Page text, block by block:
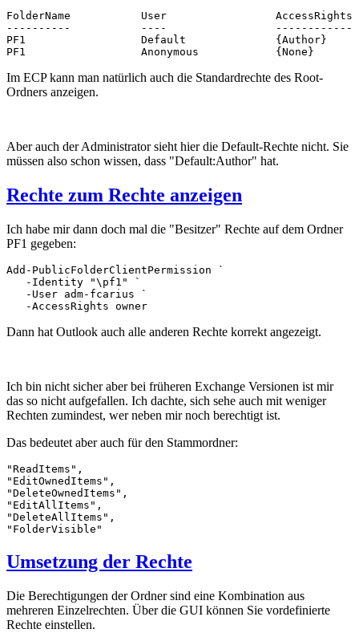
FolderName           User                 AccessRights
----------           ----                 ------------
PF1                  Default              {Author}
PF1                  Anonymous            {None}
Im ECP kann man natürlich auch die Standardrechte des Root-
Ordners anzeigen.
Aber auch der Administrator sieht hier die Default-Rechte nicht. Sie
müssen also schon wissen, dass "Default:Author" hat.
Rechte zum Rechte anzeigen
Ich habe mir dann doch mal die "Besitzer" Rechte auf dem Ordner
PF1 gegeben:
Add-PublicFolderClientPermission `
   -Identity "\pf1" `
   -User adm-fcarius `
   -AccessRights owner
Dann hat Outlook auch alle anderen Rechte korrekt angezeigt.
Ich bin nicht sicher aber bei früheren Exchange Versionen ist mir
das so nicht aufgefallen. Ich dachte, sich sehe auch mit weniger
Rechten zumindest, wer neben mir noch berechtigt ist.
Das bedeutet aber auch für den Stammordner:
"ReadItems",
"EditOwnedItems",
"DeleteOwnedItems",
"EditAllItems",
"DeleteAllItems",
"FolderVisible"
Umsetzung der Rechte
Die Berechtigungen der Ordner sind eine Kombination aus
mehreren Einzelrechten. Über die GUI können Sie vordefinierte
Rechte einstellen.